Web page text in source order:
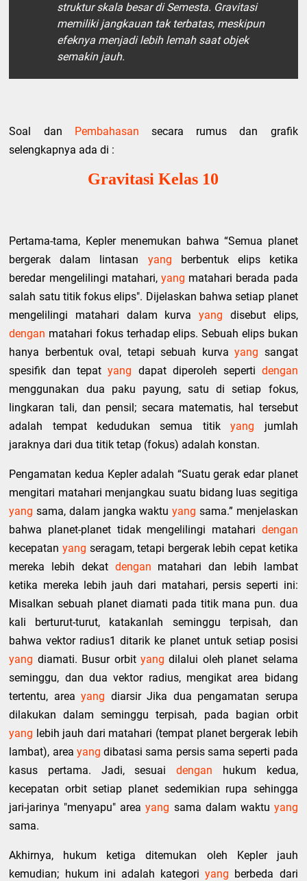
struktur skala besar di Semesta. Gravitasi
memiliki jangkauan tak terbatas, meskipun
efeknya menjadi lebih lemah saat objek
semakin jauh.
Soal dan Pembahasan secara rumus dan grafik
selengkapnya ada di :
Gravitasi Kelas 10
Pertama-tama, Kepler menemukan bahwa “Semua planet
bergerak dalam lintasan yang berbentuk elips ketika
beredar mengelilingi matahari, yang matahari berada pada
salah satu titik fokus elips". Dijelaskan bahwa setiap planet
mengelilingi matahari dalam kurvayang disebut elips,
dengan matahari fokus terhadap elips. Sebuah elips bukan
hanya berbentuk oval, tetapi sebuah kurvayang sangat
spesifik dan tepatyang dapat diperoleh seperti dengan
menggunakan dua paku payung, satu di setiap fokus,
lingkaran tali, dan pensil; secara matematis, hal tersebut
adalah tempat kedudukan semua titikyang jumlah
jaraknya dari dua titik tetap (fokus) adalah konstan.
Pengamatan kedua Kepler adalah “Suatu gerak edar planet
mengitari matahari menjangkau suatu bidang luas segitiga
yang sama, dalam jangka waktuyang sama.” menjelaskan
bahwa planet-planet tidak mengelilingi matahari dengan
kecepatanyang seragam, tetapi bergerak lebih cepat ketika
mereka lebih dekat dengan matahari dan lebih lambat
ketika mereka lebih jauh dari matahari, persis seperti ini:
Misalkan sebuah planet diamati pada titik mana pun. dua
kali berturut-turut, katakanlah seminggu terpisah, dan
bahwa vektor radius1 ditarik ke planet untuk setiap posisi
yang diamati. Busur orbit yang dilalui oleh planet selama
seminggu, dan dua vektor radius, mengikat area bidang
tertentu, areayang diarsir Jika dua pengamatan serupa
dilakukan dalam seminggu terpisah, pada bagian orbit
yang lebih jauh dari matahari (tempat planet bergerak lebih
lambat), area yang dibatasi sama persis sama seperti pada
kasus pertama. Jadi, sesuaidengan hukum kedua,
kecepatan orbit setiap planet sedemikian rupa sehingga
jari-jarinya "menyapu" areayang sama dalam waktu yang
sama.
Akhirnya, hukum ketiga ditemukan oleh Kepler jauh
kemudian; hukum ini adalah kategoriyang berbeda dari